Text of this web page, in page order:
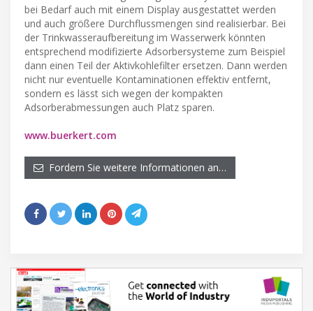
bei Bedarf auch mit einem Display ausgestattet werden
und auch größere Durchflussmengen sind realisierbar. Bei
der Trinkwasseraufbereitung im Wasserwerk könnten
entsprechend modifizierte Adsorbersysteme zum Beispiel
dann einen Teil der Aktivkohlefilter ersetzen. Dann werden
nicht nur eventuelle Kontaminationen effektiv entfernt,
sondern es lässt sich wegen der kompakten
Adsorberabmessungen auch Platz sparen.
www.buerkert.com
Fordern Sie weitere Informationen an…